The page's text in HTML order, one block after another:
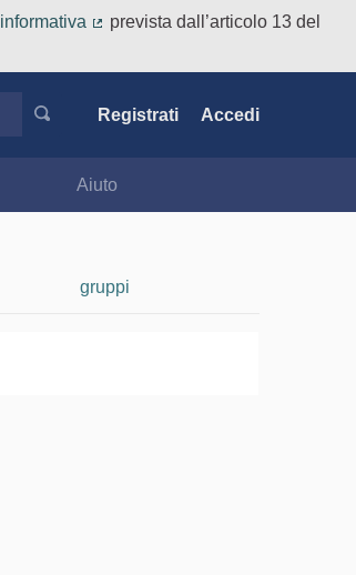
informativa
prevista dall’articolo 13 del
Registrati Accedi
Aiuto
gruppi